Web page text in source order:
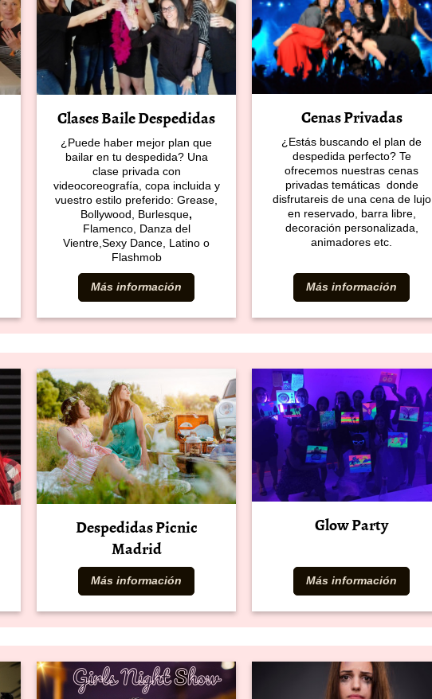
Clases Baile Despedidas
¿Puede haber mejor plan que
bailar en tu despedida? Una
clase privada con
videocoreografía, copa incluida y
vuestro estilo preferido: Grease,
Bollywood, Burlesque,
Flamenco, Danza del
Vientre,Sexy Dance, Latino o
Flashmob
Más información
Cenas Privadas
¿Estás buscando el plan de
despedida perfecto? Te
ofrecemos nuestras cenas
privadas temáticas donde
disfrutareis de una cena de lujo
en reservado, barra libre,
decoración personalizada,
animadores etc.
Más información
Despedidas Picnic
Madrid
Más información
Glow Party
Más información